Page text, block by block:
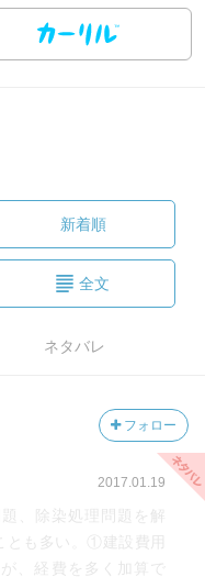
新着順
全文
ネタバレ
フォロー
2017.01.19
、除染処理問題を解
とも多い。①建設費用
、経費を多く加算で